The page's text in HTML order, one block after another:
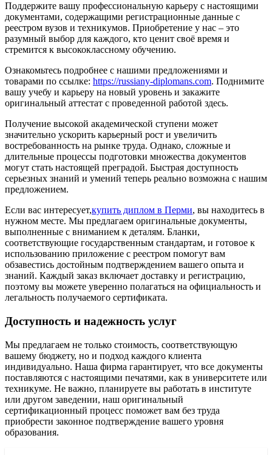
Поддержите вашу профессиональную карьеру с настоящими
документами, содержащими регистрационные данные с
реестром вузов и техникумов. Приобретение у нас – это
разумный выбор для каждого, кто ценит своё время и
стремится к высококлассному обучению.
Ознакомьтесь подробнее с нашими предложениями и
товарами по ссылке: https://russiany-diplomans.com. Поднимите
вашу учебу и карьеру на новый уровень и закажите
оригинальный аттестат с проведенной работой здесь.
Получение высокой академической ступени может
значительно ускорить карьерный рост и увеличить
востребованность на рынке труда. Однако, сложные и
длительные процессы подготовки множества документов
могут стать настоящей преградой. Быстрая доступность
серьезных знаний и умений теперь реально возможна с нашим
предложением.
Если вас интересует,купить диплом в Перми, вы находитесь в
нужном месте. Мы предлагаем оригинальные документы,
выполненные с вниманием к деталям. Бланки,
соответствующие государственным стандартам, и готовое к
использованию приложение с реестром помогут вам
обзавестись достойным подтверждением вашего опыта и
знаний. Каждый заказ включает доставку и регистрацию,
поэтому вы можете уверенно полагаться на официальность и
легальность получаемого сертификата.
Доступность и надежность услуг
Мы предлагаем не только стоимость, соответствующую
вашему бюджету, но и подход каждого клиента
индивидуально. Наша фирма гарантирует, что все документы
поставляются с настоящими печатями, как в университете или
техникуме. Не важно, планируете вы работать в институте
или другом заведении, наш оригинальный
сертификационный процесс поможет вам без труда
приобрести законное подтверждение вашего уровня
образования.